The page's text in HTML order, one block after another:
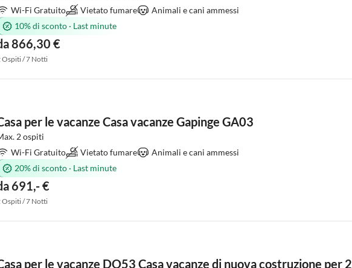
Wi-Fi Gratuito
Vietato fumare
Animali e cani ammessi
10% di sconto · Last minute
866,30 €
Ospiti / 7 Notti
per le vacanze Casa vacanze Gapinge GA03
2 ospiti
Wi-Fi Gratuito
Vietato fumare
Animali e cani ammessi
20% di sconto · Last minute
691,- €
Ospiti / 7 Notti
per le vacanze DO53 Casa vacanze di nuova costruzione per 2